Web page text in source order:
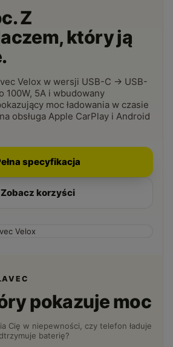
Z
który ją
Velox w wersji USB-C → USB-
100W, 5A i wbudowany
moc ładowania w czasie
obsługa Apple CarPlay i Android
specyfikacja
Zobacz korzyści
pokazuje moc
Cię w niepewności, czy telefon ładuje
baterię?